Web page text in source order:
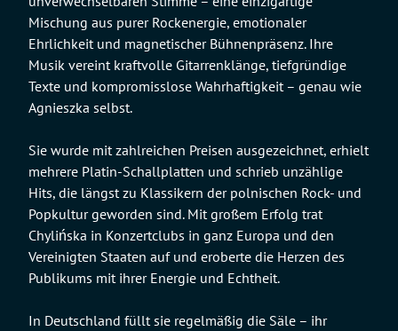
Mischung aus purer Rockenergie, emotionaler
Ehrlichkeit und magnetischer Bühnenpräsenz. Ihre
Musik vereint kraftvolle Gitarrenklänge, tiefgründige
Texte und kompromisslose Wahrhaftigkeit – genau wie
Agnieszka selbst.
Sie wurde mit zahlreichen Preisen ausgezeichnet, erhielt
mehrere Platin-Schallplatten und schrieb unzählige
Hits, die längst zu Klassikern der polnischen Rock- und
Popkultur geworden sind. Mit großem Erfolg trat
Chylińska in Konzertclubs in ganz Europa und den
Vereinigten Staaten auf und eroberte die Herzen des
Publikums mit ihrer Energie und Echtheit.
In Deutschland füllt sie regelmäßig die Säle – ihr